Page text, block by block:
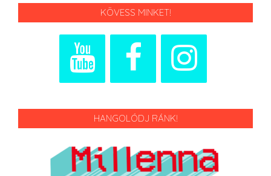
KÖVESS MINKET!
HANGOLÓDJ RÁNK!